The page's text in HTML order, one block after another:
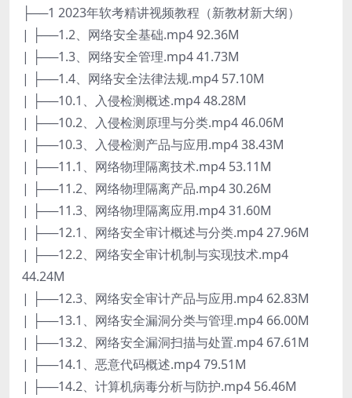
├──1 2023年软考精讲视频教程（新教材新大纲）
| ├──1.2、网络安全基础.mp4 92.36M
| ├──1.3、网络安全管理.mp4 41.73M
| ├──1.4、网络安全法律法规.mp4 57.10M
| ├──10.1、入侵检测概述.mp4 48.28M
| ├──10.2、入侵检测原理与分类.mp4 46.06M
| ├──10.3、入侵检测产品与应用.mp4 38.43M
| ├──11.1、网络物理隔离技术.mp4 53.11M
| ├──11.2、网络物理隔离产品.mp4 30.26M
| ├──11.3、网络物理隔离应用.mp4 31.60M
| ├──12.1、网络安全审计概述与分类.mp4 27.96M
| ├──12.2、网络安全审计机制与实现技术.mp4
44.24M
| ├──12.3、网络安全审计产品与应用.mp4 62.83M
| ├──13.1、网络安全漏洞分类与管理.mp4 66.00M
| ├──13.2、网络安全漏洞扫描与处置.mp4 67.61M
| ├──14.1、恶意代码概述.mp4 79.51M
| ├──14.2、计算机病毒分析与防护.mp4 56.46M